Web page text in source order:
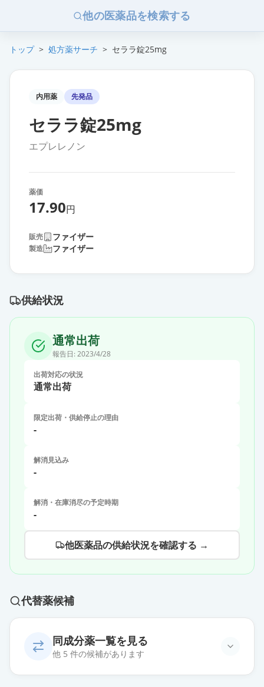
他の医薬品を検索する
トップ > 処方薬サーチ > セララ錠25mg
内用薬 先発品
セララ錠25mg
エプレレノン
薬価
17.90円
販売 ファイザー
製造 ファイザー
供給状況
通常出荷
報告日: 2023/4/28
出荷対応の状況
通常出荷
限定出荷・供給停止の理由
-
解消見込み
-
解消・在庫消尽の予定時期
-
他医薬品の供給状況を確認する →
代替薬候補
同成分薬一覧を見る
他 5 件の候補があります